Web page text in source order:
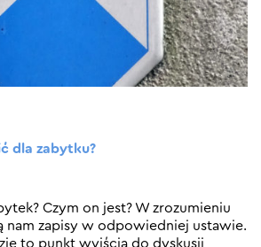
dla zabytku?
Czym on jest? W zrozumieniu
nam zapisy w odpowiedniej ustawie.
to punkt wyjścia do dyskusji